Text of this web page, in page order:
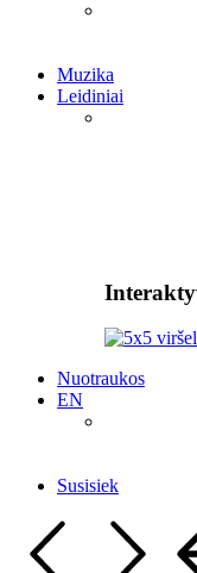
Muzika
Leidiniai
Nuotraukos
EN
Susisiek